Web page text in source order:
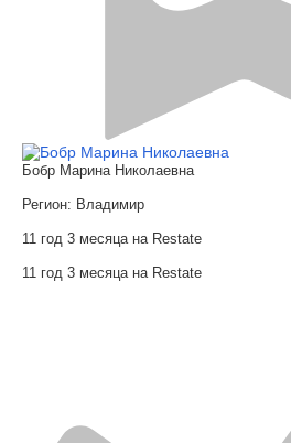
Бобр Марина Николаевна
Регион: Владимир
11 год 3 месяца на Restate
11 год 3 месяца на Restate